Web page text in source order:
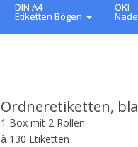
DIN A4
Etiketten Bögen
OKI
Ordneretiketten,
1 Box mit 2 Rollen
à 130 Etiketten